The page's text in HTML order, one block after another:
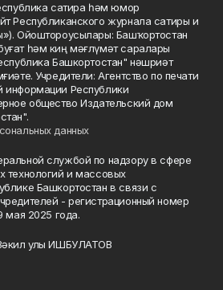
сатира һәм юмор
Республиканского журнала сатиры и
Ойоштороусылары: Башҡортостан
һәм киң мәғлүмәт саралары
Башкортостан" нәшриәт
Учредители: Агентство по печати
Республики
общество Издательский дом
данных
службой по надзору в сфере
технологий и массовых
Башкортостан в связи с
- регистрационный номер
мая 2025 года.
улы ИШБУЛАТОВ